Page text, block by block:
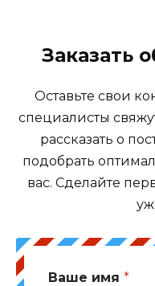
Заказать
Оставьте свои
специалисты
рассказать о
подобрать
вас. Сделайте
Ваше имя *